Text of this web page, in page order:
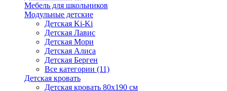
Мебель для школьников
Модульные детские
Детская Ki-Ki
Детская Лавис
Детская Мори
Детская Алиса
Детская Берген
Все категории (11)
Детская кровать
Детская кровать 80х190 см